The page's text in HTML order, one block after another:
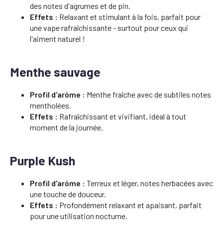
des notes d'agrumes et de pin.
Effets : Relaxant et stimulant à la fois, parfait pour
une vape rafraîchissante - surtout pour ceux qui
l'aiment naturel !
Menthe sauvage
Profil d'arôme : Menthe fraîche avec de subtiles notes
mentholées.
Effets : Rafraîchissant et vivifiant, idéal à tout
moment de la journée.
Purple Kush
Profil d'arôme : Terreux et léger, notes herbacées avec
une touche de douceur.
Effets : Profondément relaxant et apaisant, parfait
pour une utilisation nocturne.